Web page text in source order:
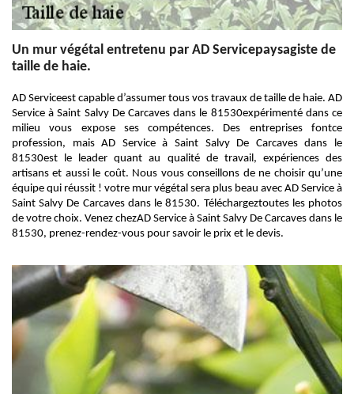
Un mur végétal entretenu par AD Servicepaysagiste de
taille de haie.
AD Serviceest capable d’assumer tous vos travaux de taille de haie. AD
Service à Saint Salvy De Carcaves dans le 81530expérimenté dans ce
milieu vous expose ses compétences. Des entreprises fontce
profession, mais AD Service à Saint Salvy De Carcaves dans le
81530est le leader quant au qualité de travail, expériences des
artisans et aussi le coût. Nous vous conseillons de ne choisir qu’une
équipe qui réussit ! votre mur végétal sera plus beau avec AD Service à
Saint Salvy De Carcaves dans le 81530. Téléchargeztoutes les photos
de votre choix. Venez chezAD Service à Saint Salvy De Carcaves dans le
81530, prenez-rendez-vous pour savoir le prix et le devis.